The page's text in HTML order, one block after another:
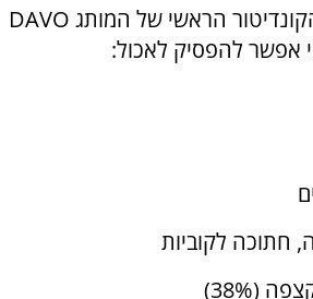
המתכון של חן כהן, הקונדיטור הראשי של המותג DAVO